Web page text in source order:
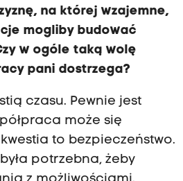
na której wzajemne,
mogliby budować
w ogóle taką wolę
pani dostrzega?
czasu. Pewnie jest
może się
to bezpieczeństwo.
potrzebna, żeby